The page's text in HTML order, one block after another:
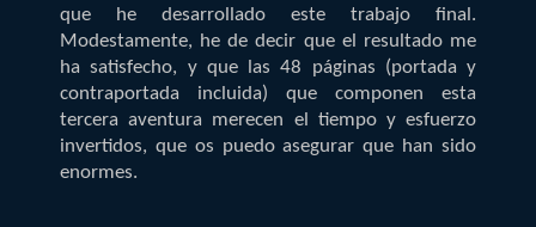
que he desarrollado este trabajo final.
Modestamente, he de decir que el resultado me
ha satisfecho, y que las 48 páginas (portada y
contraportada incluida) que componen esta
tercera aventura merecen el tiempo y esfuerzo
invertidos, que os puedo asegurar que han sido
enormes.